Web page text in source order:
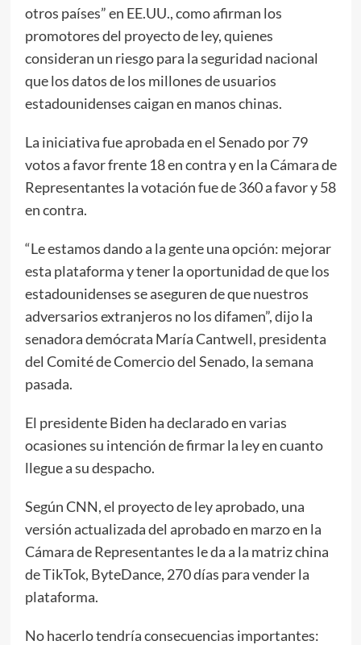
otros países” en EE.UU., como afirman los
promotores del proyecto de ley, quienes
consideran un riesgo para la seguridad nacional
que los datos de los millones de usuarios
estadounidenses caigan en manos chinas.
La iniciativa fue aprobada en el Senado por 79
votos a favor frente 18 en contra y en la Cámara de
Representantes la votación fue de 360 a favor y 58
en contra.
“Le estamos dando a la gente una opción: mejorar
esta plataforma y tener la oportunidad de que los
estadounidenses se aseguren de que nuestros
adversarios extranjeros no los difamen”, dijo la
senadora demócrata María Cantwell, presidenta
del Comité de Comercio del Senado, la semana
pasada.
El presidente Biden ha declarado en varias
ocasiones su intención de firmar la ley en cuanto
llegue a su despacho.
Según CNN, el proyecto de ley aprobado, una
versión actualizada del aprobado en marzo en la
Cámara de Representantes le da a la matriz china
de TikTok, ByteDance, 270 días para vender la
plataforma.
No hacerlo tendría consecuencias importantes: